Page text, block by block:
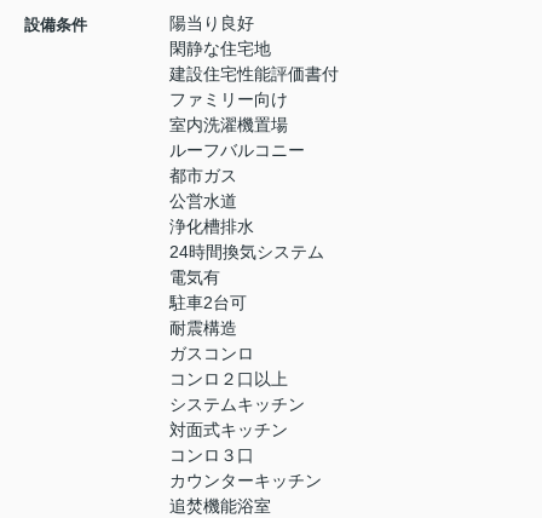
設備条件
陽当り良好
閑静な住宅地
建設住宅性能評価書付
ファミリー向け
室内洗濯機置場
ルーフバルコニー
都市ガス
公営水道
浄化槽排水
24時間換気システム
電気有
駐車2台可
耐震構造
ガスコンロ
コンロ２口以上
システムキッチン
対面式キッチン
コンロ３口
カウンターキッチン
追焚機能浴室